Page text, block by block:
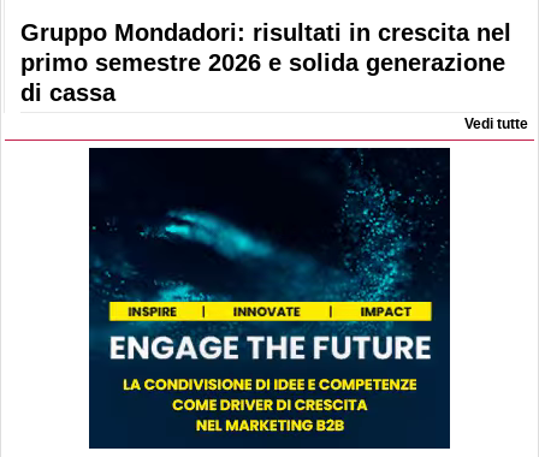
Gruppo Mondadori: risultati in crescita nel
primo semestre 2026 e solida generazione
di cassa
Vedi tutte